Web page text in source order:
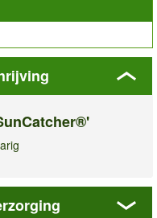
is een echte